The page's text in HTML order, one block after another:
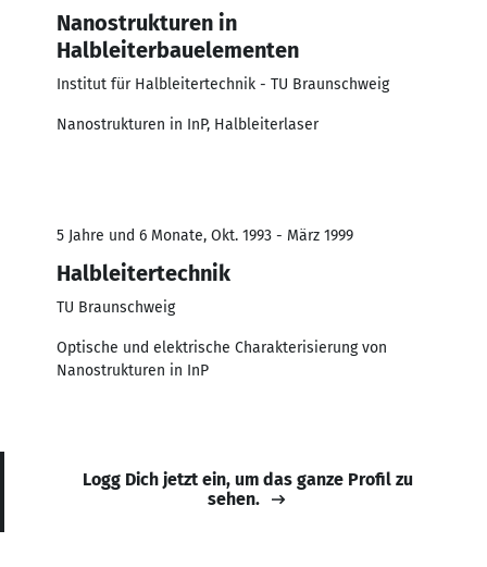
Nanostrukturen in
Halbleiterbauelementen
Institut für Halbleitertechnik - TU Braunschweig
Nanostrukturen in InP, Halbleiterlaser
5 Jahre und 6 Monate, Okt. 1993 - März 1999
Halbleitertechnik
TU Braunschweig
Optische und elektrische Charakterisierung von
Nanostrukturen in InP
Logg Dich jetzt ein, um das ganze Profil zu
sehen.